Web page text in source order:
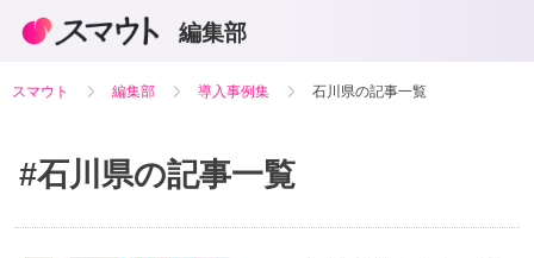
編集部
スマウト 編集部 導入事例集 石川県の記事一覧
#石川県の記事一覧